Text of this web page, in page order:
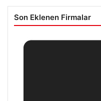
Son Eklenen Firmalar